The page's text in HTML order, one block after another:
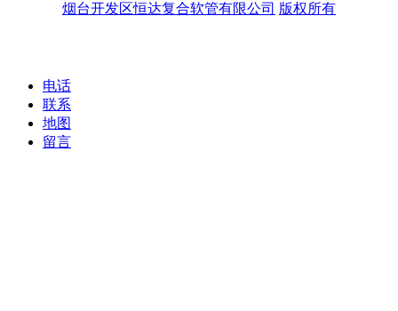
烟台开发区恒达复合软管有限公司 版权所有
电话
联系
地图
留言